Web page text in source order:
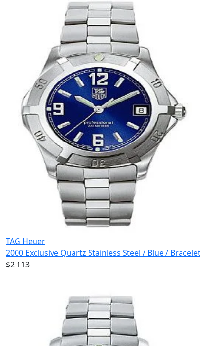
TAG Heuer
2000 Exclusive Quartz Stainless Steel / Blue / Bracelet
$2 113